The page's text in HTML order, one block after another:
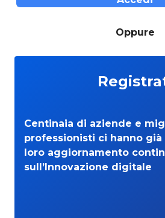
Oppure
Centinaia di aziende e
professionisti ci hanno già
loro aggiornamento
sull’Innovazione digitale